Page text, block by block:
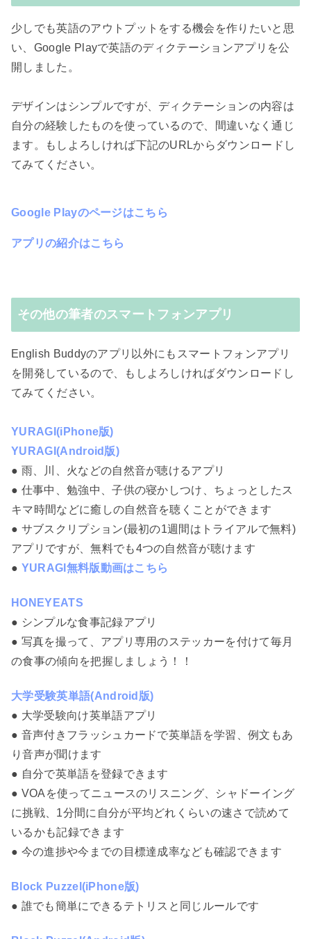
少しでも英語のアウトプットをする機会を作りたいと思
い、Google Playで英語のディクテーションアプリを公
開しました。
デザインはシンプルですが、ディクテーションの内容は
自分の経験したものを使っているので、間違いなく通じ
ます。もしよろしければ下記のURLからダウンロードし
てみてください。
Google Playのページはこちら
アプリの紹介はこちら
その他の筆者のスマートフォンアプリ
English Buddyのアプリ以外にもスマートフォンアプリ
を開発しているので、もしよろしければダウンロードし
てみてください。
YURAGI(iPhone版)
YURAGI(Android版)
● 雨、川、火などの自然音が聴けるアプリ
● 仕事中、勉強中、子供の寝かしつけ、ちょっとしたス
キマ時間などに癒しの自然音を聴くことができます
● サブスクリプション(最初の1週間はトライアルで無料)
アプリですが、無料でも4つの自然音が聴けます
● YURAGI無料版動画はこちら
HONEYEATS
● シンプルな食事記録アプリ
● 写真を撮って、アプリ専用のステッカーを付けて毎月
の食事の傾向を把握しましょう！！
大学受験英単語(Android版)
● 大学受験向け英単語アプリ
● 音声付きフラッシュカードで英単語を学習、例文もあ
り音声が聞けます
● 自分で英単語を登録できます
● VOAを使ってニュースのリスニング、シャドーイング
に挑戦、1分間に自分が平均どれくらいの速さで読めて
いるかも記録できます
● 今の進捗や今までの目標達成率なども確認できます
Block Puzzel(iPhone版)
● 誰でも簡単にできるテトリスと同じルールです